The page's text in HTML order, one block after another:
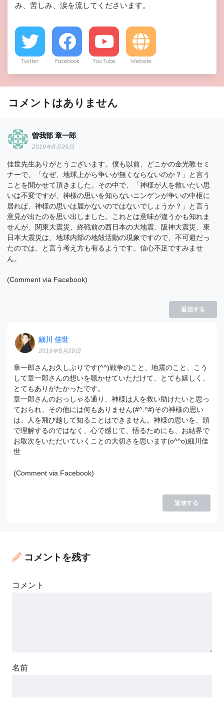
み、苦しみ、涙を流してくださいます。
Twitter Facebook YouTube Website
コメントはありません
曽我部 章一郎
2019年8月29日
佳世先生ありがとうございます。僕も以前、どこかの金光教セミ
ナーで、「なぜ、地球上から争いが無くならないのか？」と言う
ことを聞かせて頂きました。その中で、「神様が人を救いたい思
いは不変ですが、神様の思いを知らないニンゲンが争いの中枢に
居れば、神様の思いは届かないのではないでしょうか？」と言う
意見が出たのを思い出しました。これとは意味が違うかも知れま
せんが、関東大震災、終戦前の西日本の大地震、阪神大震災、東
日本大震災は、地球内部の地殻活動の現象ですので、不可避だっ
たのでは、と言う考え方も有るようです。信心不足ですみませ
ん。
(Comment via Facebook)
返信する
細川 佳世
2019年8月29日
章一郎さんお久しぶりです(^^)戦争のこと、地震のこと、こう
して章一郎さんの想いを聴かせていただけて、とても嬉しく、
とてもありがたかったです。
章一郎さんのおっしゃる通り、神様は人を救い助けたいと思っ
ておられ、その他には何もありません(#^.^#)その神様の思い
は、人を飛び越して知ることはできません。神様の思いを、頭
で理解するのではなく、心で感じて、悟るためにも、お結界で
お取次をいただいていくことの大切さを思います(o^^o)細川佳
世
(Comment via Facebook)
返信する
コメントを残す
コメント
名前